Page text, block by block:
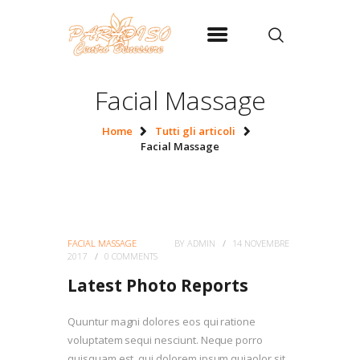
Facial Massage
Home
Tutti gli articoli
Facial Massage
HOME
PRIVACY
FACIAL MASSAGE BY ADMIN
14 NOVEMBRE
2017
0 COMMENTS
Latest Photo Reports
Quuntur magni dolores eos qui ratione
voluptatem sequi nesciunt. Neque porro